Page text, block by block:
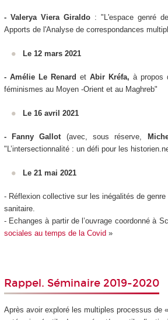
- Valerya Viera Giraldo: "L'espace genré
Apports de l'Analyse de correspondances
Le 12 mars 2021
- Amélie Le Renard et Abir Kréfa, à propos
féminismes au Moyen -Orient et au Maghreb"
Le 16 avril 2021
- Fanny Gallot(avec, sous réserve,
"L’intersectionnalité : un défi pour les
Le 21 mai 2021
- Réflexion collective sur les inégalités de
sanitaire.
- Echanges à partir de l’ouvrage coordonné à
sociales au temps de la Covid »
Rappel. Séminaire 2019-2020
Après avoir exploré les multiples processus de